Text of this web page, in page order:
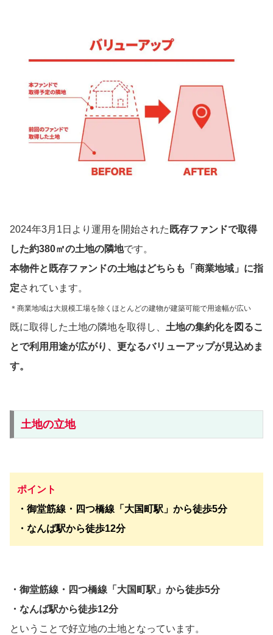
2024年3月1日より運用を開始された 既存ファンドで取得
した約380㎡の土地の隣地です。
本物件と既存ファンドの土地はどちらも「商業地域」に指
定されています。
＊商業地域は大規模工場を除くほとんどの建物が建築可能で用途幅が広い
既に取得した土地の隣地を取得し、 土地の集約化を図るこ
とで利用用途が広がり、更なるバリューアップが見込めま
す。
土地の立地
ポイント
・御堂筋線・四つ橋線「大国町駅」から徒歩5分
・なんば駅から徒歩12分
・御堂筋線・四つ橋線「大国町駅」から徒歩5分
・なんば駅から徒歩12分
ということで好立地の土地となっています。